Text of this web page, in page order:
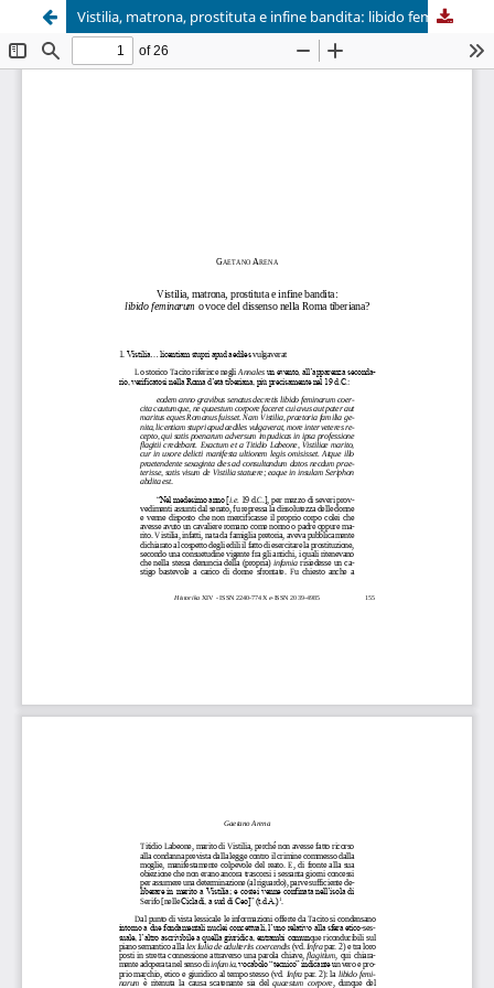
Vistilia, matrona, prostituta e infine bandita: libido feminarum o voce del dissenso nella Roma tiberiana?